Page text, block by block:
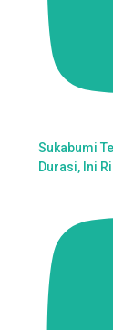
Sukabumi
Durasi, Ini